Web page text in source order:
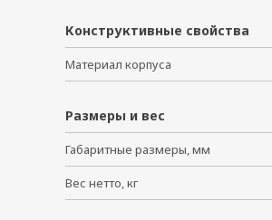
Конструктивные свойства
Материал корпуса
Размеры и вес
Габаритные размеры, мм
Вес нетто, кг